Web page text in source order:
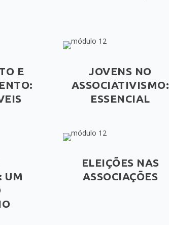
E
JOVENS NO
ASSOCIATIVISMO:
ESSENCIAL
UM
ELEIÇÕES NAS
ASSOCIAÇÕES